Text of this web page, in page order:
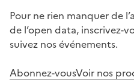
Pour ne rien manquer de
de l’open data, inscrivez-
suivez nos événements.
Abonnez-vousVoir nos